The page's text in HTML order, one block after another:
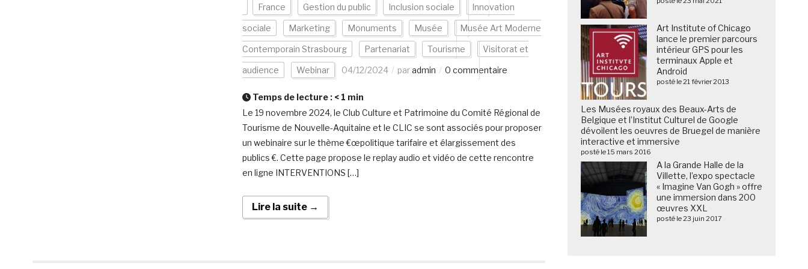
France Gestion du public Inclusion sociale Innovation
sociale Marketing Monuments Musée Musée Art Moderne
Contemporain Strasbourg Partenariat Tourisme Visitorat et
audience Webinar 04/12/2024 paradmin 0 commentaire
Temps de lecture : < 1 min
Le 19 novembre 2024, le Club Culture et Patrimoine du Comité Régional de
Tourisme de Nouvelle-Aquitaine et le CLIC se sont associés pour proposer
un webinaire sur le thème €œpolitique tarifaire et élargissement des
publics €. Cette page propose le replay audio et vidéo de cette rencontre
en ligne INTERVENTIONS […]
Lire la suite →
Art Institute of Chicago
lance le premier parcours
intérieur GPS pour les
terminaux Apple et
Android
posté le 21 février 2013
Les Musées royaux des Beaux-Arts de
Belgique et l’Institut Culturel de Google
dévoilent les oeuvres de Bruegel de manière
interactive et immersive
posté le 15 mars 2016
A la Grande Halle de la
Villette, l’expo spectacle
« Imagine Van Gogh » offre
une immersion dans 200
œuvres XXL
posté le 23 juin 2017